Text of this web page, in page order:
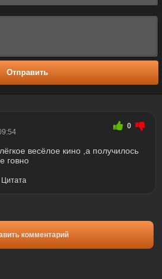
Отправить
0
весёлое кино ,а получилось
говно
Цитата
комментарий